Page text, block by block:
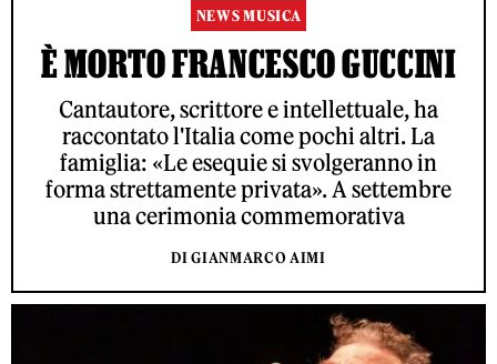
NEWS MUSICA
È MORTO FRANCESCO GUCCINI
Cantautore, scrittore e intellettuale, ha
raccontato l'Italia come pochi altri. La
famiglia: «Le esequie si svolgeranno in
forma strettamente privata». A settembre
una cerimonia commemorativa
DI GIANMARCO AIMI